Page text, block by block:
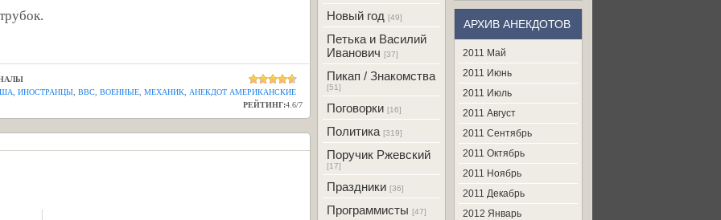
ИНОСТРАНЦЫ ВВС ВОЕННЫЕ МЕХАНИК
АНЕКДОТ АМЕРИКАНСКИЕ
РЕЙТИНГ:4.6/7
Новый год [49]
Петька и Василий
Иванович [37]
Пикап / Знакомства
[51]
Поговорки [16]
Политика [319]
Поручик Ржевский
[17]
Праздники [36]
Программисты [47]
АРХИВ АНЕКДОТОВ
2011 Май
2011 Июнь
2011 Июль
2011 Август
2011 Сентябрь
2011 Октябрь
2011 Ноябрь
2011 Декабрь
2012 Январь